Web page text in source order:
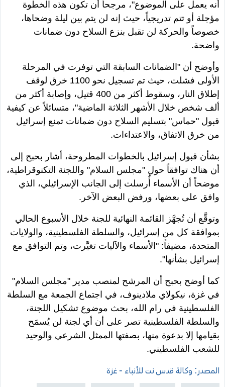
أنه يعمل على الموضوع"، مرجحاً أن تكون هذه الخطوة
مؤجلة أو تتم تدريجياً، حيث إنه لن يتم بين ليلة وضحاها،
خصوصاً والحركة لن تقبل بنزع السلاح دون ضمانات
واضحة.
وأوضح أن " الضمانات السابقة التي توفرت في المرحلة
الأولى فشلت، حيث تم تسجيل نحو 1100 خرق لوقف
إطلاق النار، وسقوط أكثر من 400 قتيل، وإصابة أكثر من
ألف شخص خلال الأشهر الثلاثة الماضية"، متسائلاً عن كيفية
قبول "حماس" بتسليم السلاح دون ضمانات تمنع إسرائيل
من خرق الاتفاق، والاعتداءات.
بشأن قبول إسرائيل بالخطوات المطروحة، أشار بحبح إلى
أن هناك توافقاً حول "مجلس السلام" واللجنة التكنوقراطية،
موضحاً أن الأسماء أُرسلت إلى الجانب الإسرائيلي، الذي
وافق على بعضها، ورفض البعض الآخر.
وتوقَّع أن تُجهَّز القائمة النهائية للجنة خلال الأسبوع الحالي
بموافقة كل من إسرائيل، والسلطة الفلسطينية، والولايات
المتحدة، مضيفاً: " الأسماء والآليات تغيَّرت، وتم التوافق مع
إسرائيل بشأنها".
كما أوضح بحبح أن المرشح لمنصب مدير "مجلس السلام"
في غزة، نيكولاي ملادينوف، في اجتماع الجمعة مع السلطة
الفلسطينية في رام الله، بحث موضوع تشكيل اللجنة،
والسلطة الفلسطينية تصر على أن أي لجنة لن يُسمَح
بقيامها إلا بدعوة منها، بصفتها الممثل الشرعي والوحيد
للشعب الفلسطيني.
المصدر: وكالة قدس نت للأنباء - غزة